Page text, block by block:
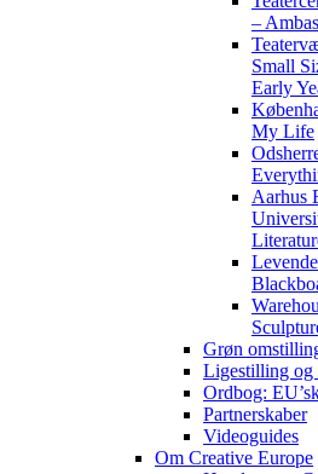
–
Small
Early
My Life
Aarhus
Grøn
Ligestilling og
Ordbog:
Partnerskaber
Videoguides
Om Creative Europe